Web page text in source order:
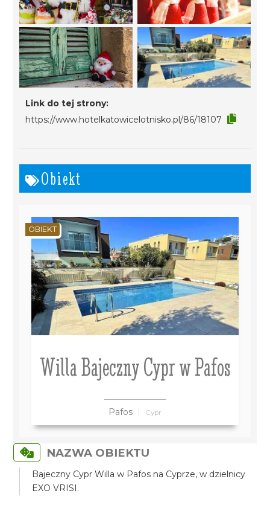
Link do tej strony:
https://www.hotelkatowicelotnisko.pl/86/18107
Obiekt
Willa Bajeczny Cypr w Pafos
Pafos Cypr
OBIEKT
NAZWA OBIEKTU
Bajeczny Cypr Willa w Pafos na Cyprze, w dzielnicy
EXO VRISI.